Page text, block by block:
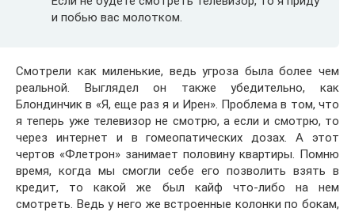
и побью вас молотком.
Смотрели как миленькие, ведь угроза была более чем
реальной. Выглядел он также убедительно, как
Блондинчик в «Я, еще раз я и Ирен». Проблема в том, что
я теперь уже телевизор не смотрю, а если и смотрю, то
через интернет и в гомеопатических дозах. А этот
чертов «Флетрон» занимает половину квартиры. Помню
время, когда мы смогли себе его позволить взять в
кредит, то какой же был кайф что-либо на нем
смотреть. Ведь у него же встроенные колонки по бокам,